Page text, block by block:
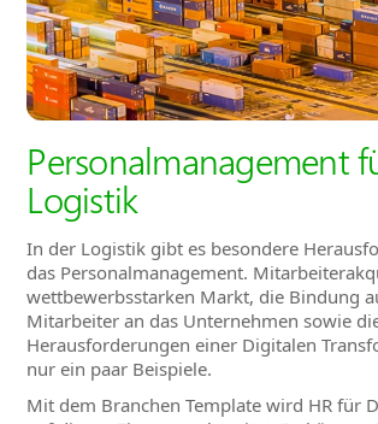
Personalmanagement
Logistik
In der Logistik gibt es besondere
das Personalmanagement.
wettbewerbsstarken Markt, die Bindung
Mitarbeiter an das Unternehmen sowie
Herausforderungen einer Digitalen
nur ein paar Beispiele.
Mit dem Branchen Template wird HR für